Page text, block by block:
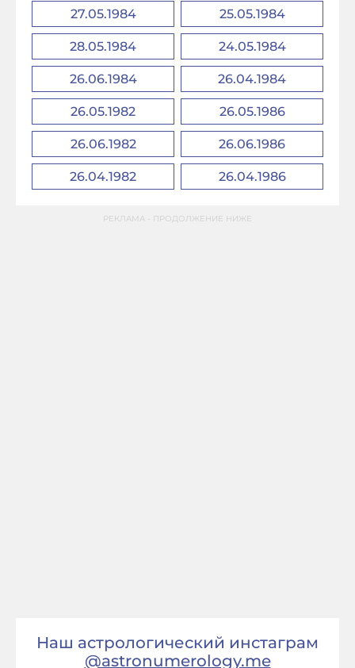
27.05.1984 25.05.1984
28.05.1984 24.05.1984
26.06.1984 26.04.1984
26.05.1982 26.05.1986
26.06.1982 26.06.1986
26.04.1982 26.04.1986
РЕКЛАМА - ПРОДОЛЖЕНИЕ НИЖЕ
Наш астрологический инстаграм
@astronumerology.me